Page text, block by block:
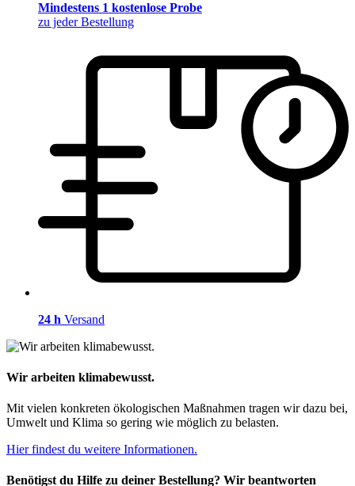
Mindestens 1 kostenlose Probe
zu jeder Bestellung
24 h Versand
Wir arbeiten klimabewusst.
Mit vielen konkreten ökologischen Maßnahmen tragen wir dazu bei,
Umwelt und Klima so gering wie möglich zu belasten.
Hier findest du weitere Informationen.
Benötigst du Hilfe zu deiner Bestellung? Wir beantworten